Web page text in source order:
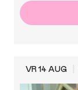
VR 14 AUG